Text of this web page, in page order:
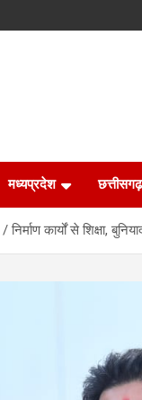
मध्यप्रदेश छत्तीसगढ़
निर्माण कार्यों से शिक्षा,